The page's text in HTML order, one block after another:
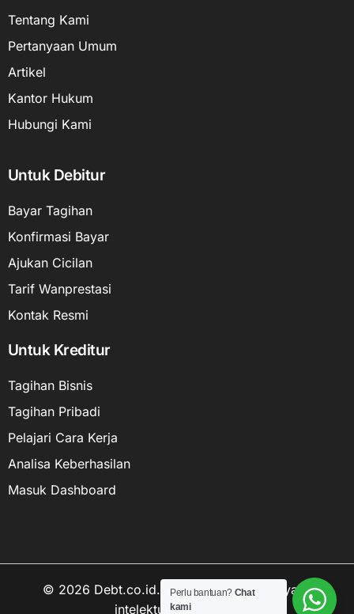
Tentang Kami
Pertanyaan Umum
Artikel
Kantor Hukum
Hubungi Kami
Untuk Debitur
Bayar Tagihan
Konfirmasi Bayar
Ajukan Cicilan
Tarif Wanprestasi
Kontak Resmi
Untuk Kreditur
Tagihan Bisnis
Tagihan Pribadi
Pelajari Cara Kerja
Analisa Keberhasilan
Masuk Dashboard
© 2026 Debt.co.id. Hak cipta data kekayaan
intelektual dilindungi.
Perlu bantuan? Chat
kami